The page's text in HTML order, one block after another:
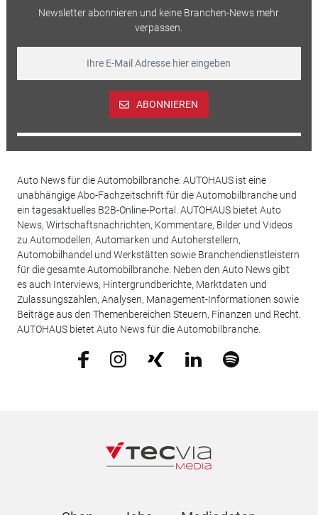
Newsletter abonnieren und keine Branchen-News mehr
verpassen.
ABONNIEREN
Auto News für die Automobilbranche: AUTOHAUS ist eine
unabhängige Abo-Fachzeitschrift für die Automobilbranche und
ein tagesaktuelles B2B-Online-Portal. AUTOHAUS bietet Auto
News, Wirtschaftsnachrichten, Kommentare, Bilder und Videos
zu Automodellen, Automarken und Autoherstellern,
Automobilhandel und Werkstätten sowie Branchendienstleistern
für die gesamte Automobilbranche. Neben den Auto News gibt
es auch Interviews, Hintergrundberichte, Marktdaten und
Zulassungszahlen, Analysen, Management-Informationen sowie
Beiträge aus den Themenbereichen Steuern, Finanzen und Recht.
AUTOHAUS bietet Auto News für die Automobilbranche.